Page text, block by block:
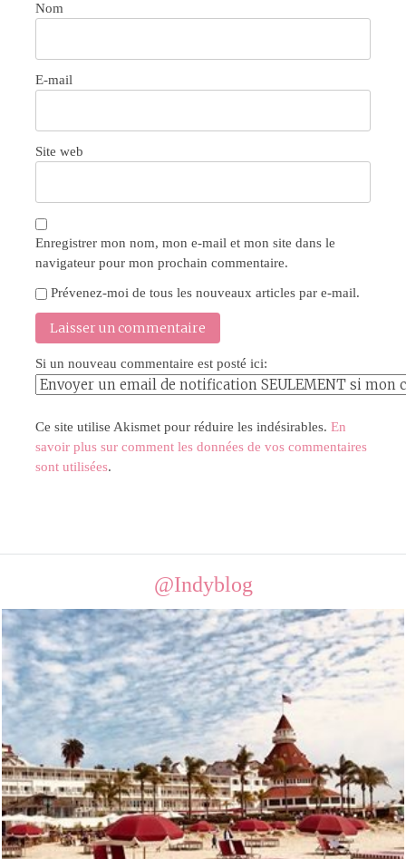
Nom
E-mail
Site web
Enregistrer mon nom, mon e-mail et mon site dans le
navigateur pour mon prochain commentaire.
Prévenez-moi de tous les nouveaux articles par e-mail.
Si un nouveau commentaire est posté ici:
Ce site utilise Akismet pour réduire les indésirables. En
savoir plus sur comment les données de vos commentaires
sont utilisées.
@Indyblog